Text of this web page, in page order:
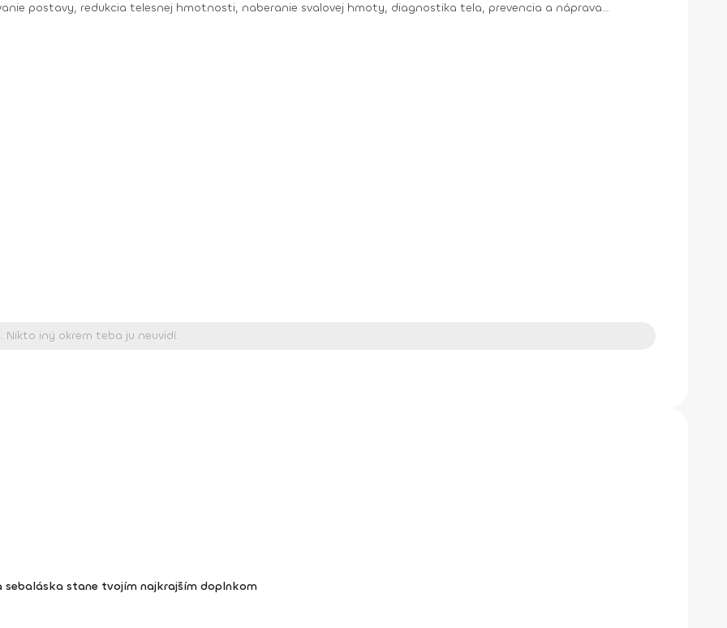
postavy, redukcia telesnej hmotnosti, naberanie svalovej hmoty, diagnostika tela, prevencia a náprava
sebaláska stane tvojím najkrajším doplnkom